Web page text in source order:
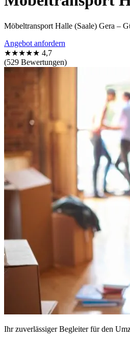
Möbeltransport Halle (Saale) Gera –
Angebot anfordern
★★★★★ 4,7
(529 Bewertungen)
Ihr zuverlässiger Begleiter für den